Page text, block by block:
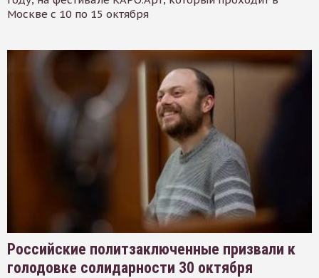
Москве с 10 по 15 октября
Российские политзаключенные призвали к
голодовке солидарности 30 октября